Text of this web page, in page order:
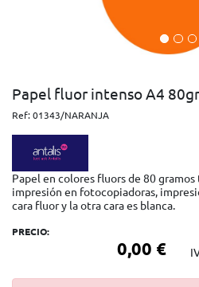
Papel fluor intenso A4
Ref:01343/NARANJA
Papel en colores fluors de 80
impresión en fotocopiadoras,
cara fluor y la otra cara es blanca.
PRECIO:
0,00 €